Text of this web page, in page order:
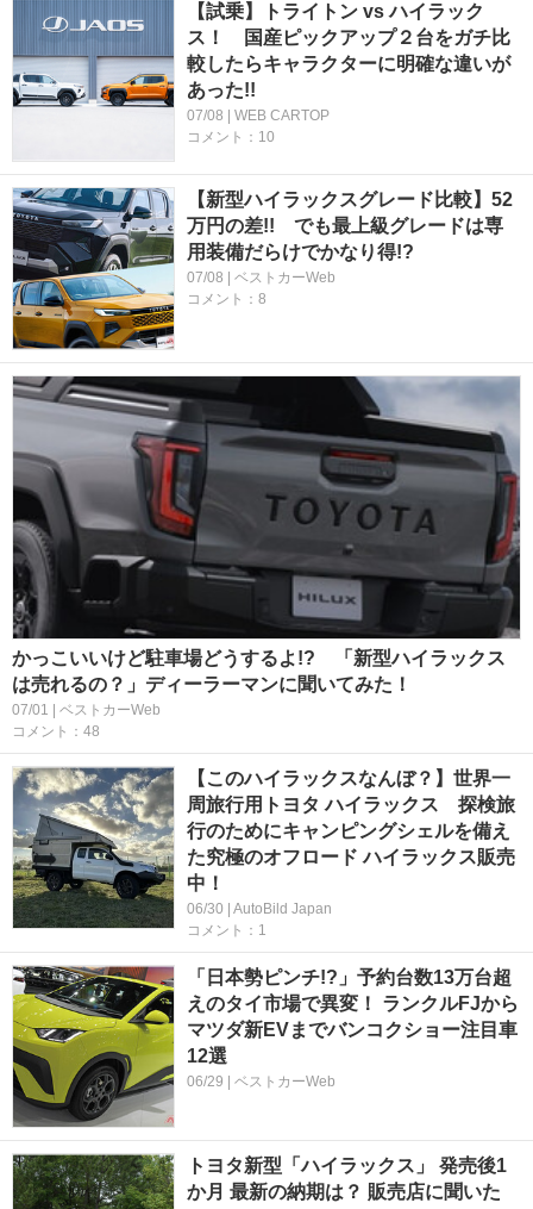
【試乗】トライトン vs ハイラック
ス！ 国産ピックアップ２台をガチ比
較したらキャラクターに明確な違いが
あった!!
07/08 | WEB CARTOP
コメント：10
【新型ハイラックスグレード比較】52
万円の差!! でも最上級グレードは専
用装備だらけでかなり得!?
07/08 | ベストカーWeb
コメント：8
かっこいいけど駐車場どうするよ!? 「新型ハイラックス
は売れるの？」ディーラーマンに聞いてみた！
07/01 | ベストカーWeb
コメント：48
【このハイラックスなんぼ？】世界一
周旅行用トヨタ ハイラックス 探検旅
行のためにキャンピングシェルを備え
た究極のオフロード ハイラックス販売
中！
06/30 | AutoBild Japan
コメント：1
「日本勢ピンチ!?」予約台数13万台超
えのタイ市場で異変！ ランクルFJから
マツダ新EVまでバンコクショー注目車
12選
06/29 | ベストカーWeb
トヨタ新型「ハイラックス」 発売後1
か月 最新の納期は？ 販売店に聞いた